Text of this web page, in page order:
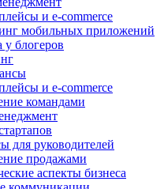
и e-commerce
мобильных приложений
у блогеров
и e-commerce
командами
для руководителей
продажами
аспекты бизнеса